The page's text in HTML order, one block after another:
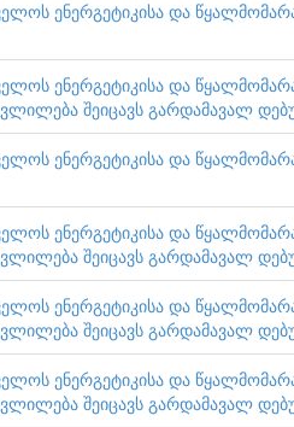
ენერგეტიკისა და
ენერგეტიკისა და
შეიცავს გარდამავალ
ენერგეტიკისა და
ენერგეტიკისა და
შეიცავს გარდამავალ
ენერგეტიკისა და
შეიცავს გარდამავალ
ენერგეტიკისა და
შეიცავს გარდამავალ